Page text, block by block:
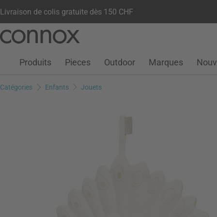
Livraison de colis gratuite dès 150 CHF
contenu
Votre compteListe de souhaits
Warenkorb
Produits Pieces Outdoor Marques
Catégories Enfants Jouets